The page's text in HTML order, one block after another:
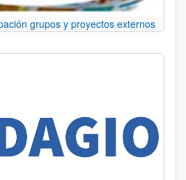
grupos y proyectos externos